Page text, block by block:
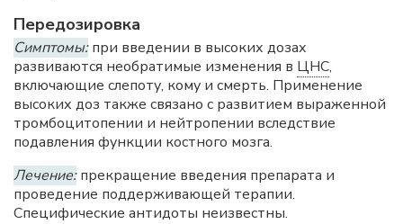
Передозировка
Симптомы:при введении в высоких дозах
развиваются необратимые изменения в ЦНС,
включающие слепоту, кому и смерть. Применение
высоких доз также связано с развитием выраженной
тромбоцитопении и нейтропении вследствие
подавления функции костного мозга.
Лечение:прекращение введения препарата и
проведение поддерживающей терапии.
Специфические антидоты неизвестны.